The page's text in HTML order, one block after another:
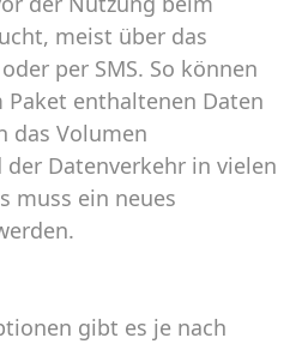
meist über das
per SMS. So können
enthaltenen Daten
das Volumen
Datenverkehr in vielen
muss ein neues
gibt es je nach